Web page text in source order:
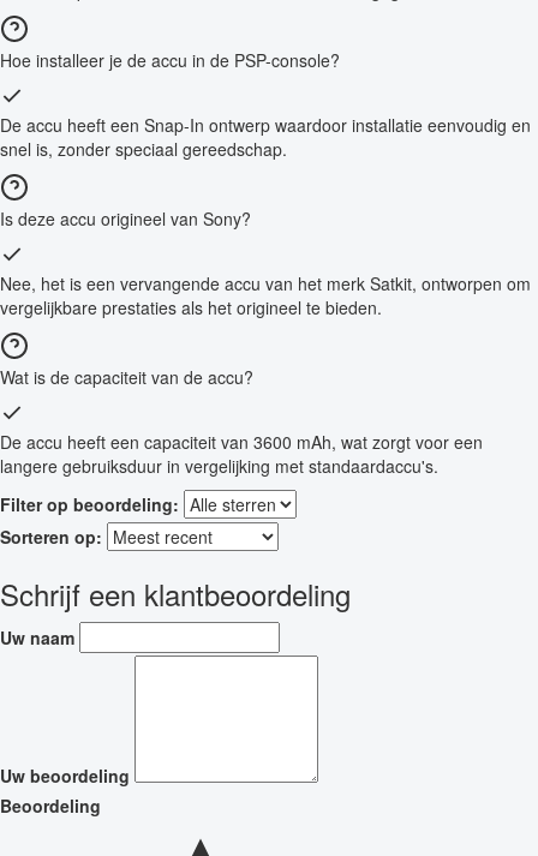
Hoe installeer je de accu in de PSP-console?
De accu heeft een Snap-In ontwerp waardoor installatie eenvoudig en
snel is, zonder speciaal gereedschap.
Is deze accu origineel van Sony?
Nee, het is een vervangende accu van het merk Satkit, ontworpen om
vergelijkbare prestaties als het origineel te bieden.
Wat is de capaciteit van de accu?
De accu heeft een capaciteit van 3600 mAh, wat zorgt voor een
langere gebruiksduur in vergelijking met standaardaccu's.
Filter op beoordeling:
Sorteren op:
Schrijf een klantbeoordeling
Uw naam
Uw beoordeling
Beoordeling